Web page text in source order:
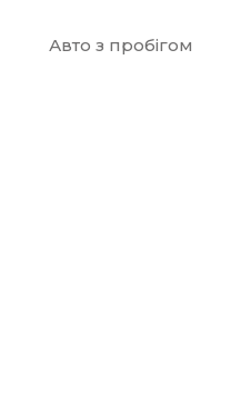
Авто з пробігом